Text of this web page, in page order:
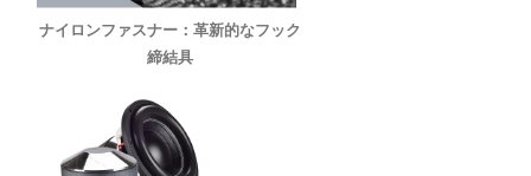
ナイロンファスナー：革新的なフック
締結具